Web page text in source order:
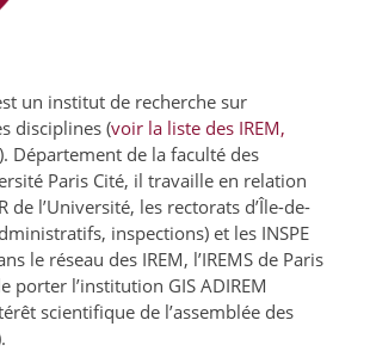
un institut de recherche sur
disciplines (voir la liste des IREM,
). Département de la faculté des
Paris Cité, il travaille en relation
de l’Université, les rectorats d’Île-de-
inspections) et les INSPE
le réseau des IREM, l’IREMS de Paris
porter l’institution GIS ADIREM
scientifique de l’assemblée des